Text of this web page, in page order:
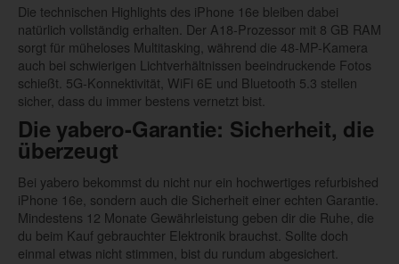
Die technischen Highlights des iPhone 16e bleiben dabei
natürlich vollständig erhalten. Der A18-Prozessor mit 8 GB RAM
sorgt für müheloses Multitasking, während die 48-MP-Kamera
auch bei schwierigen Lichtverhältnissen beeindruckende Fotos
schießt. 5G-Konnektivität, WiFi 6E und Bluetooth 5.3 stellen
sicher, dass du immer bestens vernetzt bist.
Die yabero-Garantie: Sicherheit, die
überzeugt
Bei yabero bekommst du nicht nur ein hochwertiges refurbished
iPhone 16e, sondern auch die Sicherheit einer echten Garantie.
Mindestens 12 Monate Gewährleistung geben dir die Ruhe, die
du beim Kauf gebrauchter Elektronik brauchst. Sollte doch
einmal etwas nicht stimmen, bist du rundum abgesichert.